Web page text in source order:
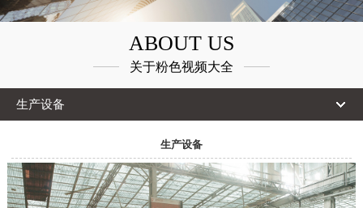
ABOUT US
关于粉色视频大全
生产设备
生产设备